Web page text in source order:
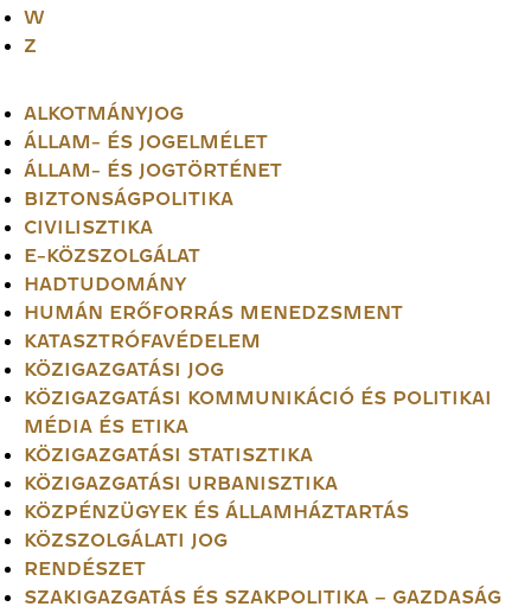
W
Z
ALKOTMÁNYJOG
ÁLLAM- ÉS JOGELMÉLET
ÁLLAM- ÉS JOGTÖRTÉNET
BIZTONSÁGPOLITIKA
CIVILISZTIKA
E-KÖZSZOLGÁLAT
HADTUDOMÁNY
HUMÁN ERŐFORRÁS MENEDZSMENT
KATASZTRÓFAVÉDELEM
KÖZIGAZGATÁSI JOG
KÖZIGAZGATÁSI KOMMUNIKÁCIÓ ÉS POLITIKAI
MÉDIA ÉS ETIKA
KÖZIGAZGATÁSI STATISZTIKA
KÖZIGAZGATÁSI URBANISZTIKA
KÖZPÉNZÜGYEK ÉS ÁLLAMHÁZTARTÁS
KÖZSZOLGÁLATI JOG
RENDÉSZET
SZAKIGAZGATÁS ÉS SZAKPOLITIKA – GAZDASÁG